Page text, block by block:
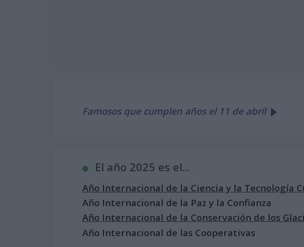
Famosos que cumplen años el 11 de abril
El año 2025 es el...
Año Internacional de la Ciencia y la Tecnología
Año Internacional de la Paz y la Confianza
Año Internacional de la Conservación de los
Año Internacional de las Cooperativas